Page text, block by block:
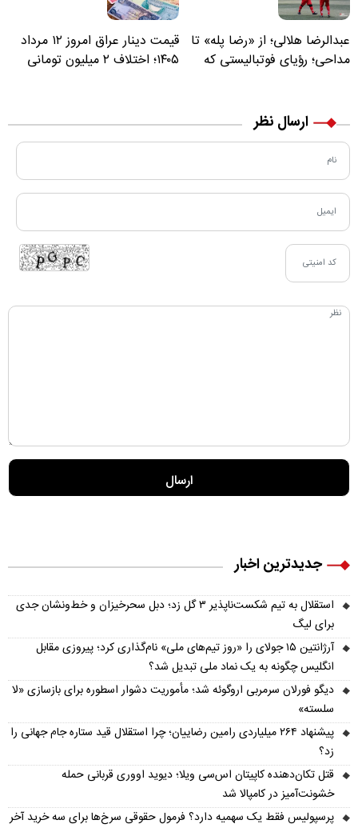
عبدالرضا هلالی؛ از «رضا پله» تا
مداحی؛ رؤیای فوتبالیستی که
قیمت دینار عراق امروز ۱۲ مرداد
۱۴۰۵؛ اختلاف ۲ میلیون تومانی
ارسال نظر
جدیدترین اخبار
استقلال به تیم شکست‌ناپذیر ۳ گل زد؛ دبل سحرخیزان و خط‌ونشان جدی
برای لیگ
آرژانتین ۱۵ جولای را «روز تیم‌های ملی» نام‌گذاری کرد؛ پیروزی مقابل
انگلیس چگونه به یک نماد ملی تبدیل شد؟
دیگو فورلان سرمربی اروگوئه شد؛ مأموریت دشوار اسطوره برای بازسازی «لا
سلسته»
پیشنهاد ۲۶۴ میلیاردی رامین رضاییان؛ چرا استقلال قید ستاره جام جهانی را
زد؟
قتل تکان‌دهنده کاپیتان اس‌سی ویلا؛ دیوید اووری قربانی حمله
خشونت‌آمیز در کامپالا شد
پرسپولیس فقط یک سهمیه دارد؟ فرمول حقوقی سرخ‌ها برای سه خرید آخر